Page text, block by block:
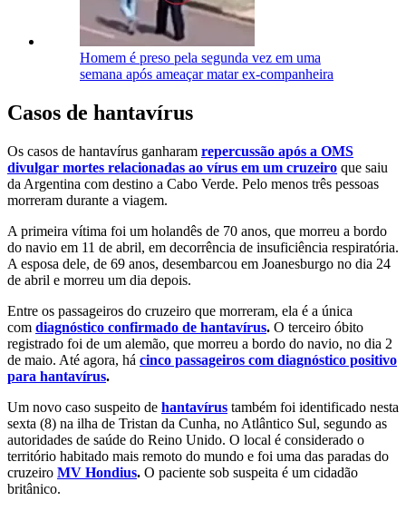
Homem é preso pela segunda vez em uma
semana após ameaçar matar ex-companheira
Casos de hantavírus
Os casos de hantavírus ganharam repercussão após a OMS
divulgar mortes relacionadas ao vírus em um cruzeiro que saiu
da Argentina com destino a Cabo Verde. Pelo menos três pessoas
morreram durante a viagem.
A primeira vítima foi um holandês de 70 anos, que morreu a bordo
do navio em 11 de abril, em decorrência de insuficiência respiratória.
A esposa dele, de 69 anos, desembarcou em Joanesburgo no dia 24
de abril e morreu um dia depois.
Entre os passageiros do cruzeiro que morreram, ela é a única
com diagnóstico confirmado de hantavírus. O terceiro óbito
registrado foi de um alemão, que morreu a bordo do navio, no dia 2
de maio. Até agora, há cinco passageiros com diagnóstico positivo
para hantavírus.
Um novo caso suspeito de hantavírus também foi identificado nesta
sexta (8) na ilha de Tristan da Cunha, no Atlântico Sul, segundo as
autoridades de saúde do Reino Unido. O local é considerado o
território habitado mais remoto do mundo e foi uma das paradas do
cruzeiro MV Hondius. O paciente sob suspeita é um cidadão
britânico.